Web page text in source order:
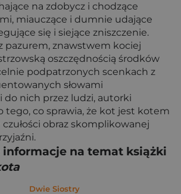
na zdobycz i chodzące
miauczące i dumnie udające
się i siejące zniszczenie.
pazurem, znawstwem kociej
oszczędnością środków
podpatrzonych scenkach z
słowami
nich przez ludzi, autorki
tego, co sprawia, że kot jest kotem
czułości obraz skomplikowanej
informacje na temat książki
Dwie Siostry